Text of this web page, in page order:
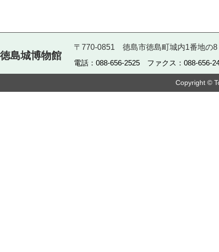
徳島城博物館
〒770-0851 徳島市徳島町城内1番地の8
電話：088-656-2525 ファクス：088-656-
Copyright ©